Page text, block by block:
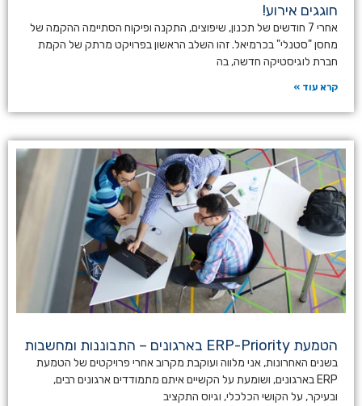
חוגגים אירוע!
אחרי 7 חודשים של תכנון, שיפוצים, התקנה ופיקוח הסתיימה ההקמה של
מחסן "סטנלי" בכרמיאל. זהו השלב הראשון בפרויקט מרתק של הקמת
חברת לוגיסטיקה חדשה, בה
קרא עוד »
הטמעת ERP-Priority בארגונים – התבוננות ומחשבות
בשנים האחרונות, אני מלווה ועוקבת מקרוב אחרי פרויקטים של הטמעת
ERP בארגונים, ושומעת על הקשיים איתם מתמודדים ארגונים רבים,
ובעיקר, על הקושי הכלכלי, וגיוס התקציב